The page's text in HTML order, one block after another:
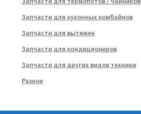
Запчасти для кухонных комбайнов
Запчасти для вытяжек
Запчасти для кондиционеров
Запчасти для других видов техники
Разное